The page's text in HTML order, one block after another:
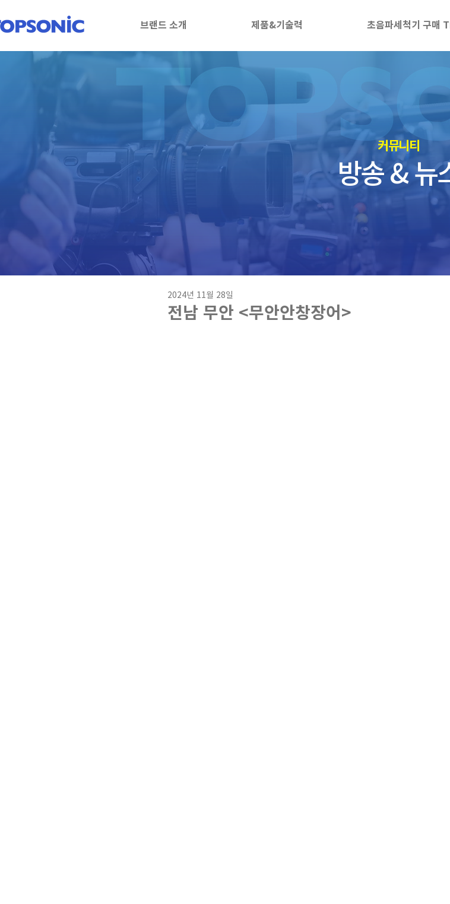
브랜드 소개 제품&기술력 초음파세척기 구매
​커뮤니티
방송 & 뉴
전남 무안 <무안안창장어>
2024년 11월 28일